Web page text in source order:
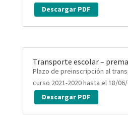
Descargar PDF
Transporte escolar –
Plazo de preinscripción al
curso 2021-2020 hasta el 18/
Descargar PDF